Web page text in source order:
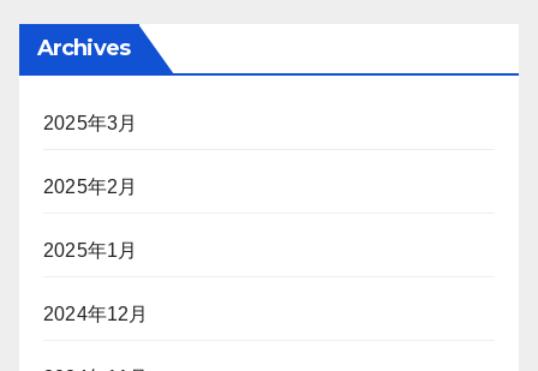
Archives
2025年3月
2025年2月
2025年1月
2024年12月